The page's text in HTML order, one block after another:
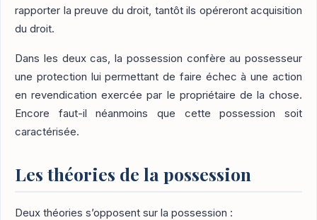
rapporter la preuve du droit, tantôt ils opéreront acquisition
du droit.
Dans les deux cas, la possession confère au possesseur
une protection lui permettant de faire échec à une action
en revendication exercée par le propriétaire de la chose.
Encore faut-il néanmoins que cette possession soit
caractérisée.
Les théories de la possession
Deux théories s’opposent sur la possession :